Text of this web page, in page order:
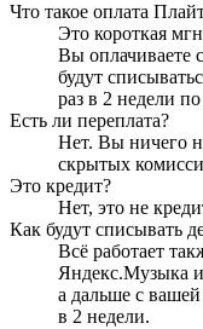
Что такое оплата
Это короткая
Вы оплачиваете
будут
раз в 2 недели по
Есть ли переплата?
Нет. Вы ничего
скрытых
Это кредит?
Нет, это не
Как будут списывать
Всё работает
Яндекс.Музыка
а дальше с
в 2 недели.